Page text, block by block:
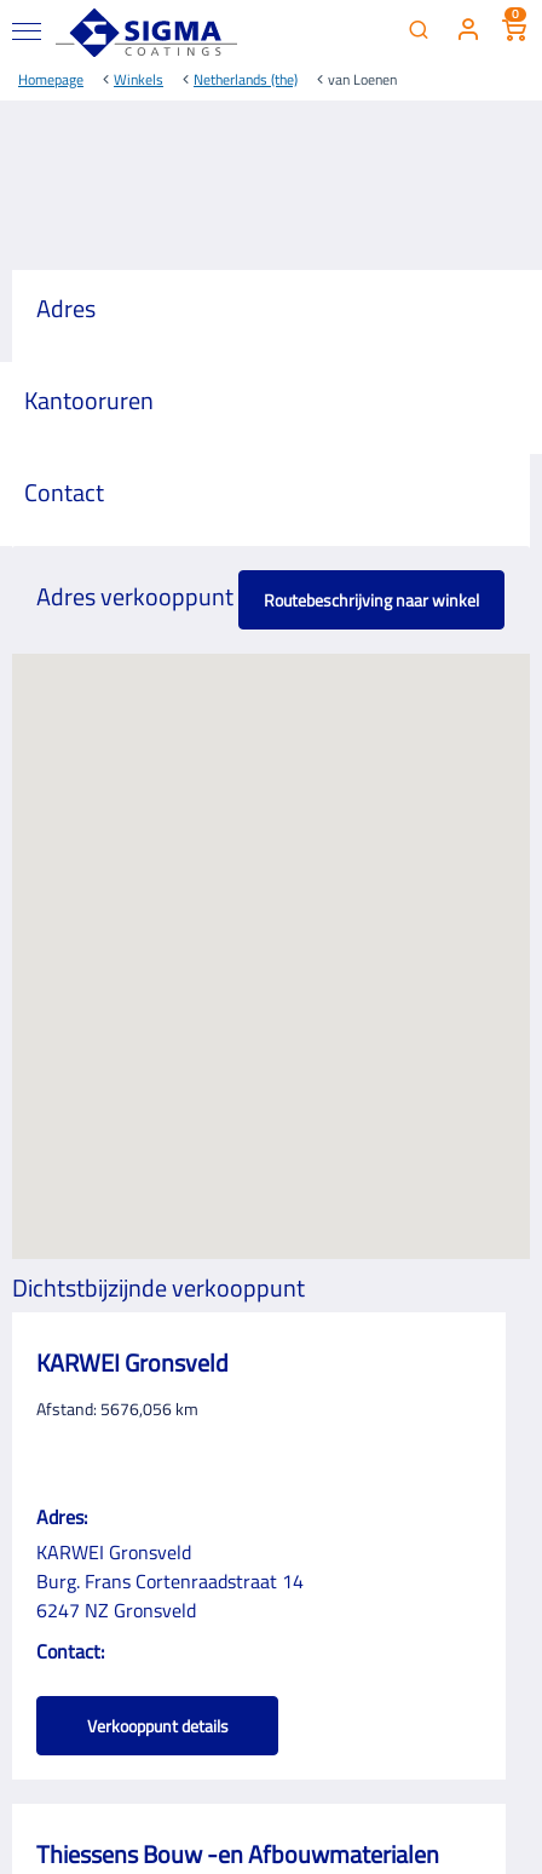
0
Homepage Winkels Netherlands (the) van Loenen
Adres
Kantooruren
Contact
Adres verkooppunt Routebeschrijving naar winkel
Dichtstbijzijnde verkooppunt
KARWEI Gronsveld
Afstand: 5676,056km
Adres:
KARWEI Gronsveld
Burg. Frans Cortenraadstraat 14
6247 NZ Gronsveld
Contact:
Verkooppunt details
Thiessens Bouw -en Afbouwmaterialen